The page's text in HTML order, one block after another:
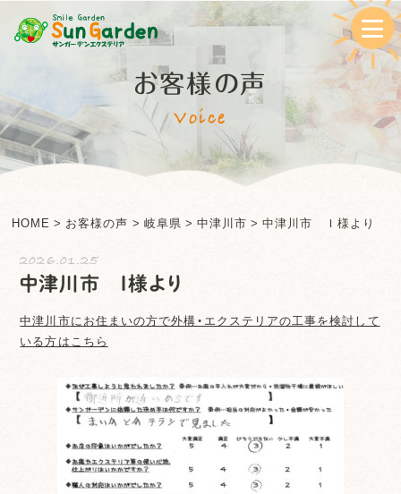
お客様の声
Voice
HOME > お客様の声 > 岐阜県 > 中津川市 >中津川市 Ｉ様より
2026.01.25
中津川市 Ｉ様より
中津川市にお住まいの方で外構・エクステリアの工事を検討して
いる方はこちら